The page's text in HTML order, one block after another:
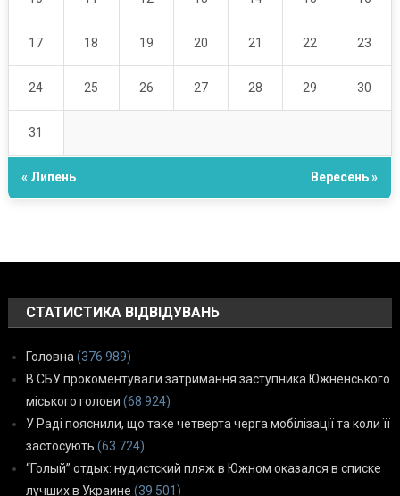
17 18 19 20 21 22 23
24 25 26 27 28 29 30
31
« Липень Вересень »
СТАТИСТИКА ВІДВІДУВАНЬ
Головна (376 989)
В СБУ прокоментували затримання заступника Южненського
міського голови (68 924)
У Раді пояснили, що таке четверта черга мобілізації та коли її
застосують (63 724)
“Голый” отдых: нудистский пляж в Южном оказался в списке
лучших в Украине (39 501)